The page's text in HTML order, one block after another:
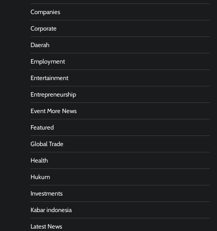
Companies
Corporate
Daerah
Employment
Entertainment
Entrepreneurship
Event More News
Featured
Global Trade
Health
Hukum
Investments
Kabar indonesia
Latest News